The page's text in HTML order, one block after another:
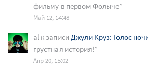
фильму в первом Фолыче”
Май 12, 14:48
al к записиДжули Круз: Голос
грустная история!”
Апр 20, 15:02